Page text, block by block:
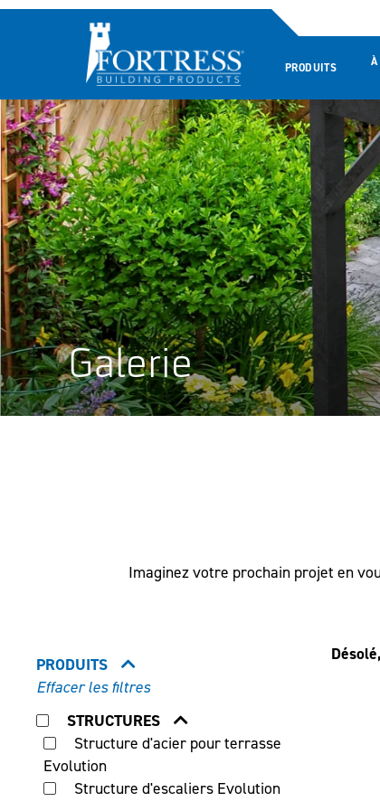
PRODUITS
À
Galerie
Imaginez votre prochain projet en
PRODUITS
Effacer les filtres
STRUCTURES
Structure d'acier pour terrasse
Evolution
Structure d'escaliers Evolution